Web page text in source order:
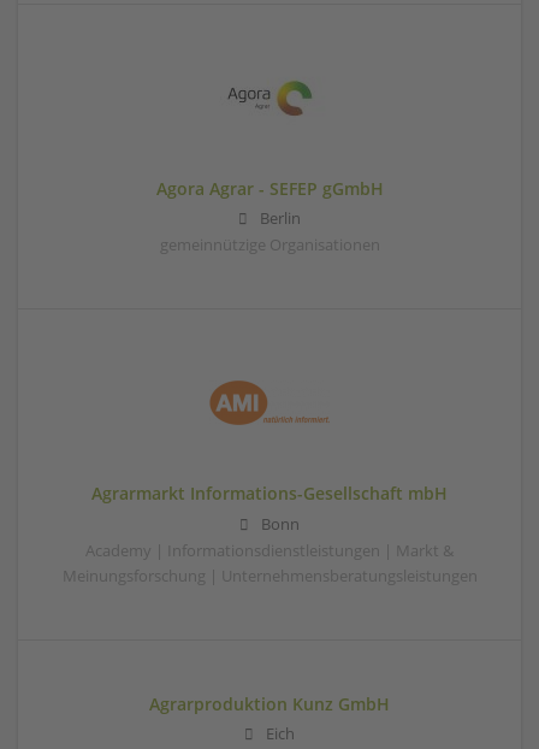
Agora Agrar - SEFEP gGmbH
Berlin
gemeinnützige Organisationen
Agrarmarkt Informations-Gesellschaft mbH
Bonn
Academy | Informationsdienstleistungen | Markt &
Meinungsforschung | Unternehmensberatungsleistungen
Agrarproduktion Kunz GmbH
Eich